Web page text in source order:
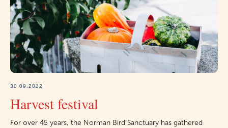
30.09.2022
Harvest festival
For over 45 years, the Norman Bird Sanctuary has gathered